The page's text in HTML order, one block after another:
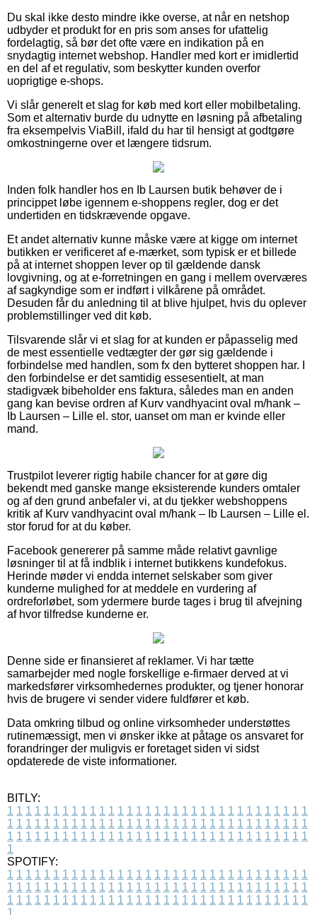
Du skal ikke desto mindre ikke overse, at når en netshop
udbyder et produkt for en pris som anses for ufattelig
fordelagtig, så bør det ofte være en indikation på en
snydagtig internet webshop. Handler med kort er imidlertid
en del af et regulativ, som beskytter kunden overfor
uoprigtige e-shops.
Vi slår generelt et slag for køb med kort eller mobilbetaling.
Som et alternativ burde du udnytte en løsning på afbetaling
fra eksempelvis ViaBill, ifald du har til hensigt at godtgøre
omkostningerne over et længere tidsrum.
Inden folk handler hos en Ib Laursen butik behøver de i
princippet løbe igennem e-shoppens regler, dog er det
undertiden en tidskrævende opgave.
Et andet alternativ kunne måske være at kigge om internet
butikken er verificeret af e-mærket, som typisk er et billede
på at internet shoppen lever op til gældende dansk
lovgivning, og at e-forretningen en gang i mellem overværes
af sagkyndige som er indført i vilkårene på området.
Desuden får du anledning til at blive hjulpet, hvis du oplever
problemstillinger ved dit køb.
Tilsvarende slår vi et slag for at kunden er påpasselig med
de mest essentielle vedtægter der gør sig gældende i
forbindelse med handlen, som fx den bytteret shoppen har. I
den forbindelse er det samtidig essesentielt, at man
stadigvæk bibeholder ens faktura, således man en anden
gang kan bevise ordren af Kurv vandhyacint oval m/hank –
Ib Laursen – Lille el. stor, uanset om man er kvinde eller
mand.
Trustpilot leverer rigtig habile chancer for at gøre dig
bekendt med ganske mange eksisterende kunders omtaler
og af den grund anbefaler vi, at du tjekker webshoppens
kritik af Kurv vandhyacint oval m/hank – Ib Laursen – Lille el.
stor forud for at du køber.
Facebook genererer på samme måde relativt gavnlige
løsninger til at få indblik i internet butikkens kundefokus.
Herinde møder vi endda internet selskaber som giver
kunderne mulighed for at meddele en vurdering af
ordreforløbet, som ydermere burde tages i brug til afvejning
af hvor tilfredse kunderne er.
Denne side er finansieret af reklamer. Vi har tætte
samarbejder med nogle forskellige e-firmaer derved at vi
markedsfører virksomhedernes produkter, og tjener honorar
hvis de brugere vi sender videre fuldfører et køb.
Data omkring tilbud og online virksomheder understøttes
rutinemæssigt, men vi ønsker ikke at påtage os ansvaret for
forandringer der muligvis er foretaget siden vi sidst
opdaterede de viste informationer.
BITLY:
1 1 1 1 1 1 1 1 1 1 1 1 1 1 1 1 1 1 1 1 1 1 1 1 1 1 1 1 1 1 1 1 1
1 1 1 1 1 1 1 1 1 1 1 1 1 1 1 1 1 1 1 1 1 1 1 1 1 1 1 1 1 1 1 1 1
1 1 1 1 1 1 1 1 1 1 1 1 1 1 1 1 1 1 1 1 1 1 1 1 1 1 1 1 1 1 1 1 1
1
SPOTIFY:
1 1 1 1 1 1 1 1 1 1 1 1 1 1 1 1 1 1 1 1 1 1 1 1 1 1 1 1 1 1 1 1 1
1 1 1 1 1 1 1 1 1 1 1 1 1 1 1 1 1 1 1 1 1 1 1 1 1 1 1 1 1 1 1 1 1
1 1 1 1 1 1 1 1 1 1 1 1 1 1 1 1 1 1 1 1 1 1 1 1 1 1 1 1 1 1 1 1 1
1